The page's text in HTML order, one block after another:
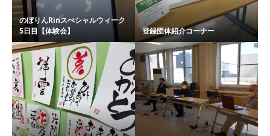
のぼりんRinスぺシャルウィーク
5日目【体験会】
登録団体紹介コーナー